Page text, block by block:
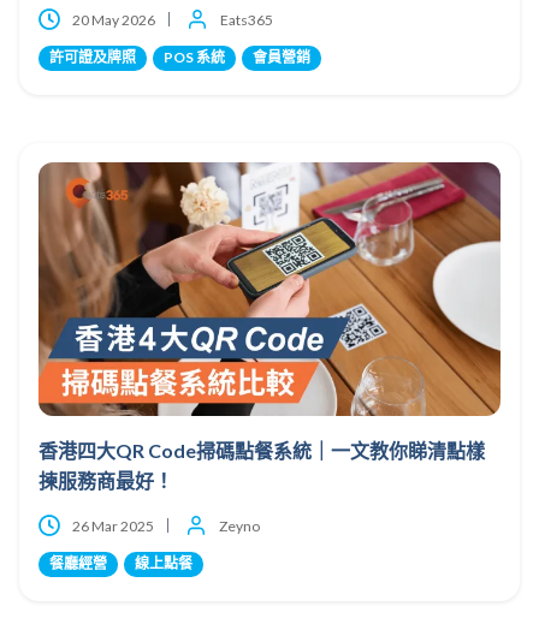
20 May 2026 Eats365
許可證及牌照 POS 系統 會員營銷
香港四大QR Code掃碼點餐系統｜一文教你睇清點樣
揀服務商最好！
26 Mar 2025 Zeyno
餐廳經營 線上點餐